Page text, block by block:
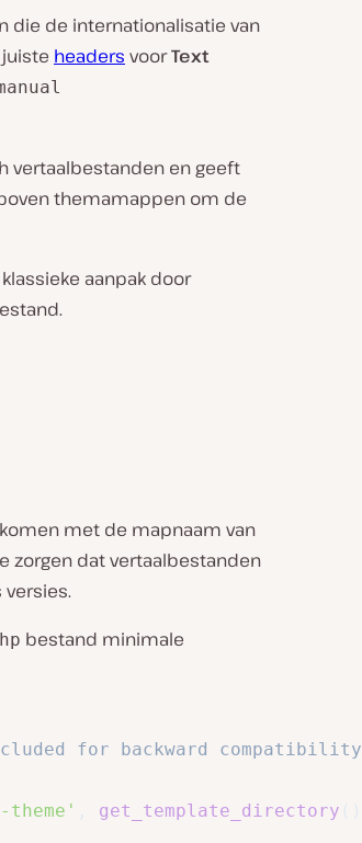
die de internationalisatie van
headers voorText
vertaalbestanden en geeft
themamappen om de
aanpak door
met de mapnaam van
zorgen dat vertaalbestanden
bestand minimale
for backward compatibility
theme' get_template_directory